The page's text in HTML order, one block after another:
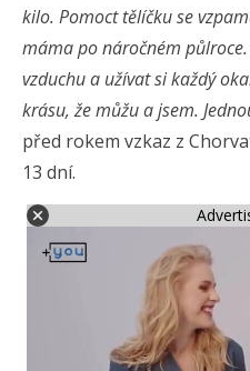
kilo. Pomoct tělíčku se
máma po náročném
vzduchu a užívat si každý
krásu, že můžu a jsem.
před rokem vzkaz z
13 dní.